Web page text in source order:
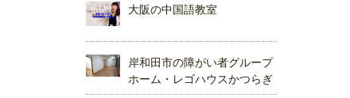
大阪の中国語教室
岸和田市の障がい者グループ
ホーム・レゴハウスかつらぎ